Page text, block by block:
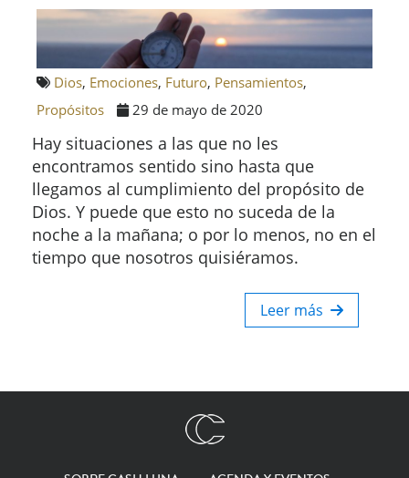
Dios, Emociones, Futuro, Pensamientos,
Propósitos
29 de mayo de 2020
Hay situaciones a las que no les
encontramos sentido sino hasta que
llegamos al cumplimiento del propósito de
Dios. Y puede que esto no suceda de la
noche a la mañana; o por lo menos, no en el
tiempo que nosotros quisiéramos.
Leer más